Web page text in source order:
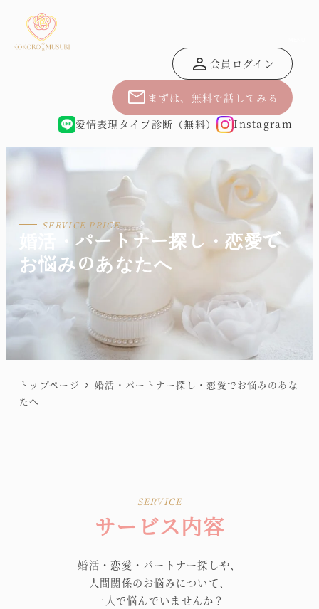
person 会員ログイン
mail まずは、無料で話してみる
愛情表現タイプ診断（無料）
Instagram
婚活・パートナー探し・恋愛で
お悩みのあなたへ
トップページ
婚活・パートナー探し・恋愛でお悩みのあな
たへ
SERVICE
サービス内容
婚活・恋愛・パートナー探しや、
人間関係のお悩みについて、
一人で悩んでいませんか？